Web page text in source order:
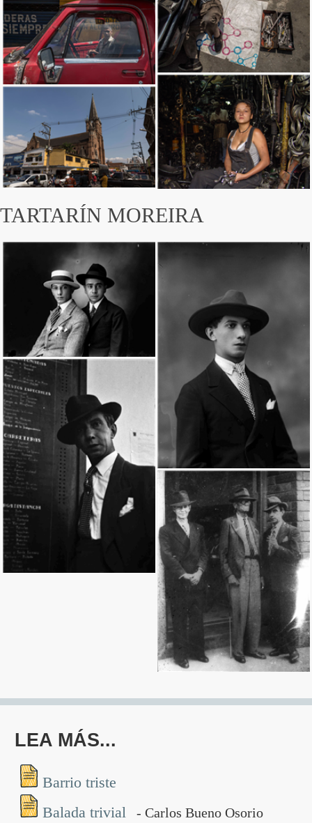
TARTARÍN MOREIRA
LEA MÁS...
Barrio triste
Balada trivial
- Carlos Bueno Osorio